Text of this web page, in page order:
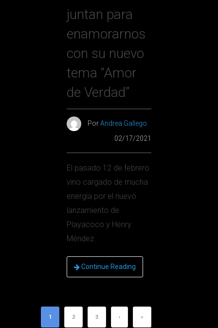
juntan para
enamorarnos
con su nuevo
tema “Amor
de Verdad”
PorAndrea Gallego
02/17/2021
El pasado 12 de febrero
vino cargado de mucha
energía por el nuevo
lanzamiento de
Playacoco y Henry
Méndez.
Continue Reading
1 2 3 › »